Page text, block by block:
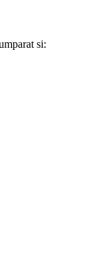
si: